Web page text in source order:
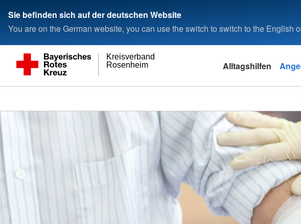
Sie befinden sich auf der deutschen Website
You are on the German website, you can use the switch to switch to the English
Rosenheim
Kreisverband
Alltagshilfen